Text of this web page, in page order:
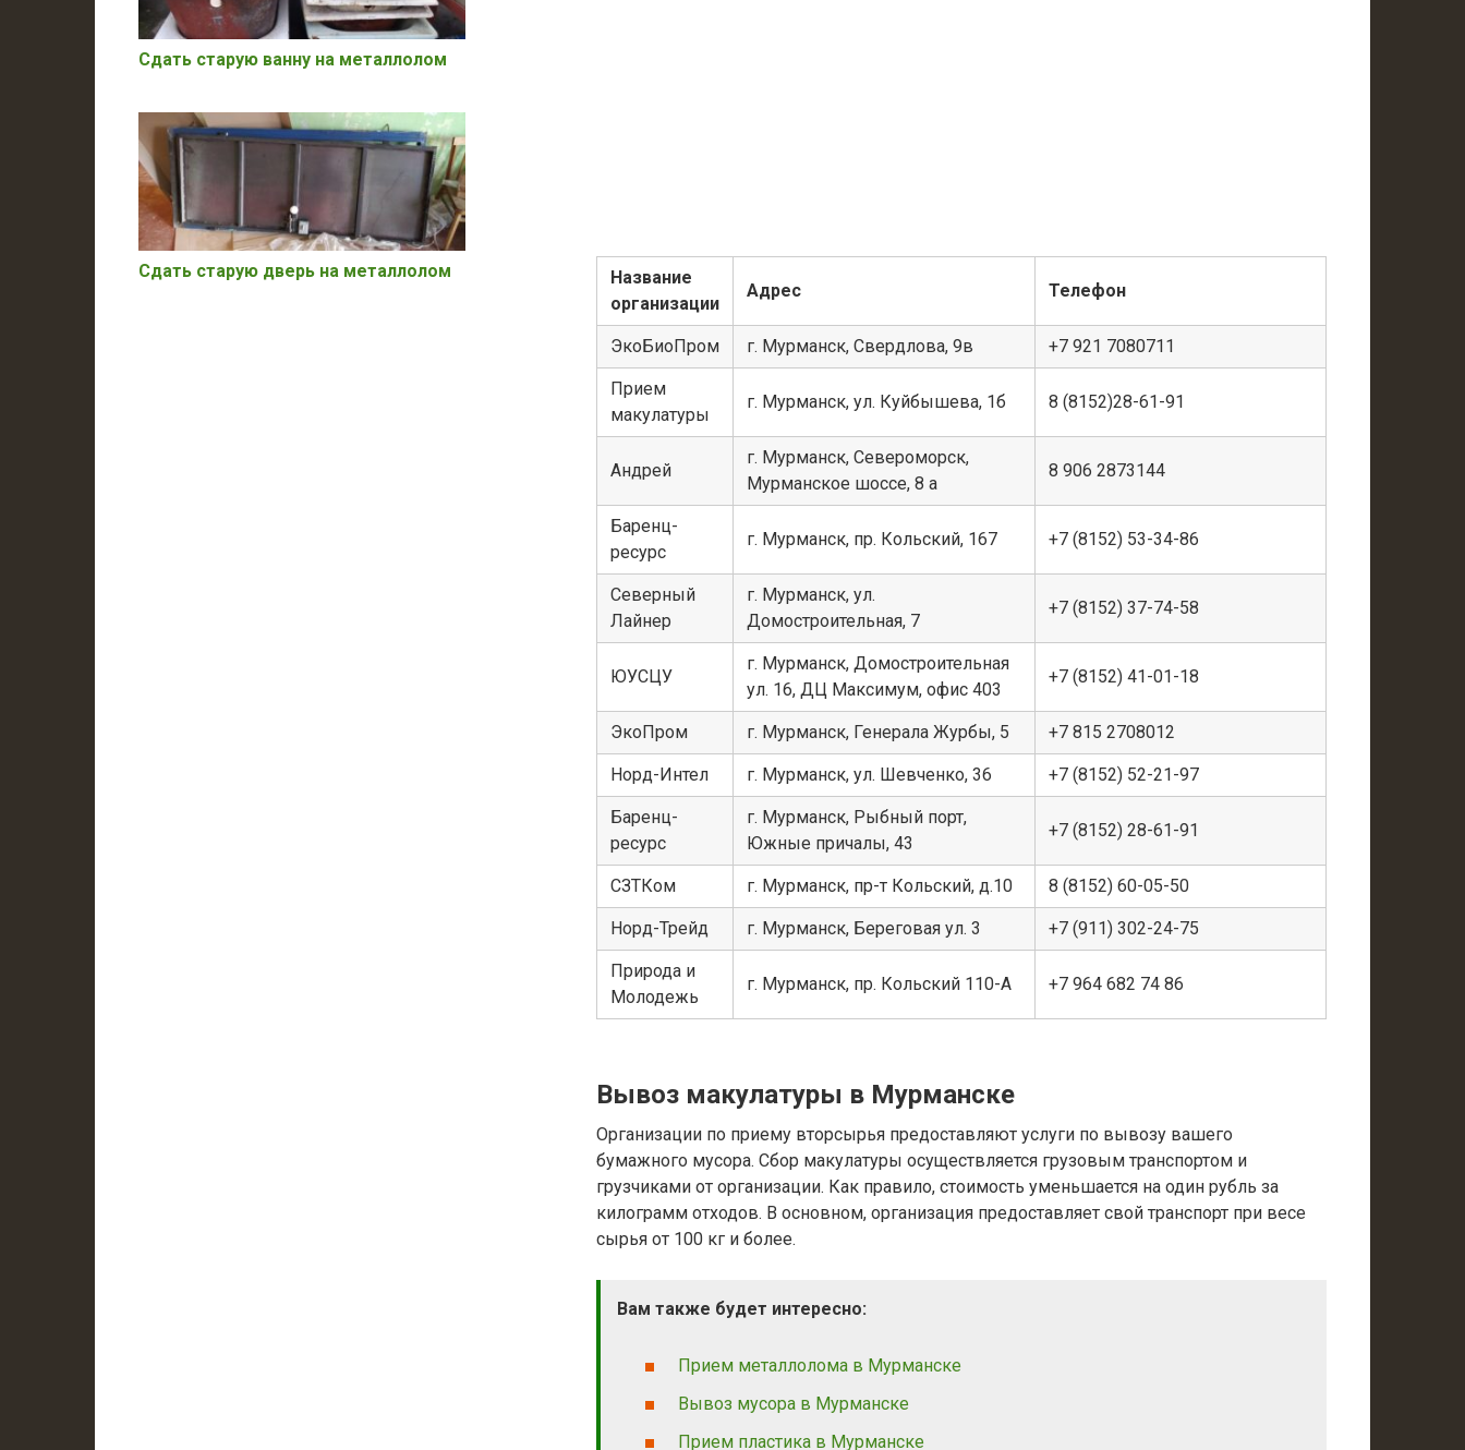
Название
организации
Адрес Телефон
ЭкоБиоПром г. Мурманск, Свердлова, 9в +7 921 7080711
Прием
макулатуры
г. Мурманск, ул. Куйбышева, 1б 8 (8152)28-61-91
Андрей
г. Мурманск, Североморск,
Мурманское шоссе, 8 а
8 906 2873144
Баренц-
ресурс
г. Мурманск, пр. Кольский, 167 +7 (8152) 53-34-86
Северный
Лайнер
г. Мурманск, ул.
Домостроительная, 7
+7 (8152) 37-74-58
ЮУСЦУ
г. Мурманск, Домостроительная
ул. 16, ДЦ Максимум, офис 403
+7 (8152) 41-01-18
ЭкоПром г. Мурманск, Генерала Журбы, 5 +7 815 2708012
Норд-Интел г. Мурманск, ул. Шевченко, 36 +7 (8152) 52-21-97
Баренц-
ресурс
г. Мурманск, Рыбный порт,
Южные причалы, 43
+7 (8152) 28-61-91
СЗТКом г. Мурманск, пр-т Кольский, д.10 8 (8152) 60-05-50
Норд-Трейд г. Мурманск, Береговая ул. 3 +7 (911) 302-24-75
Природа и
Молодежь
г. Мурманск, пр. Кольский 110-А +7 964 682 74 86
Вывоз макулатуры в Мурманске
Организации по приему вторсырья предоставляют услуги по вывозу вашего
бумажного мусора. Сбор макулатуры осуществляется грузовым транспортом и
грузчиками от организации. Как правило, стоимость уменьшается на один рубль за
килограмм отходов. В основном, организация предоставляет свой транспорт при весе
сырья от 100 кг и более.
Вам также будет интересно:
Прием металлолома в Мурманске
Вывоз мусора в Мурманске
Прием пластика в Мурманске
Сдать старую ванну на металлолом
Сдать старую дверь на металлолом